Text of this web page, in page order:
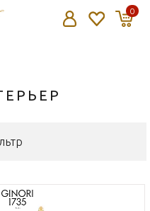
0